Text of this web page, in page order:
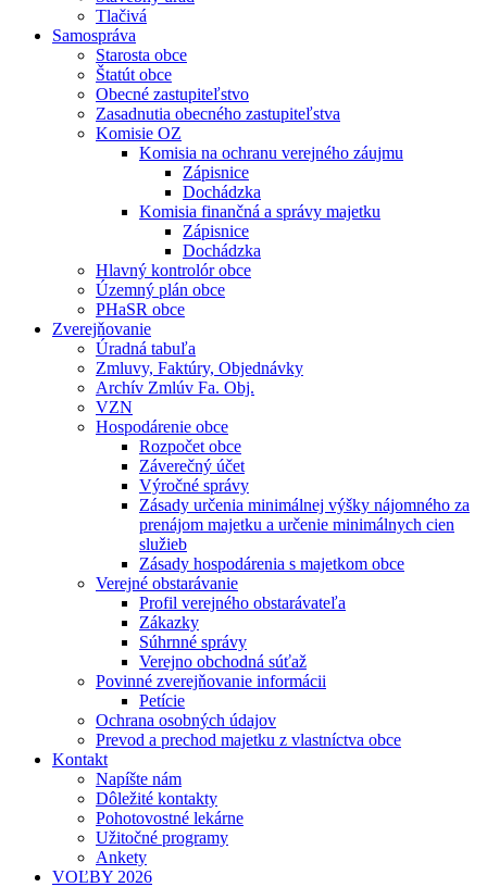
Tlačivá
Samospráva
Starosta obce
Štatút obce
Obecné zastupiteľstvo
Zasadnutia obecného zastupiteľstva
Komisie OZ
Komisia na ochranu verejného záujmu
Zápisnice
Dochádzka
Komisia finančná a správy majetku
Zápisnice
Dochádzka
Hlavný kontrolór obce
Územný plán obce
PHaSR obce
Zverejňovanie
Úradná tabuľa
Zmluvy, Faktúry, Objednávky
Archív Zmlúv Fa. Obj.
VZN
Hospodárenie obce
Rozpočet obce
Záverečný účet
Výročné správy
Zásady určenia minimálnej výšky nájomného za
prenájom majetku a určenie minimálnych cien
služieb
Zásady hospodárenia s majetkom obce
Verejné obstarávanie
Profil verejného obstarávateľa
Zákazky
Súhrnné správy
Verejno obchodná súťaž
Povinné zverejňovanie informácii
Petície
Ochrana osobných údajov
Prevod a prechod majetku z vlastníctva obce
Kontakt
Napíšte nám
Dôležité kontakty
Pohotovostné lekárne
Užitočné programy
Ankety
VOĽBY 2026